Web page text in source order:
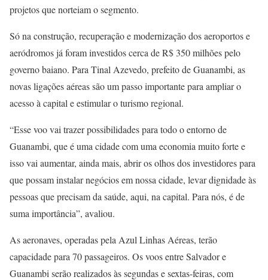
projetos que norteiam o segmento.
Só na construção, recuperação e modernização dos aeroportos e
aeródromos já foram investidos cerca de R$ 350 milhões pelo
governo baiano. Para Tinal Azevedo, prefeito de Guanambi, as
novas ligações aéreas são um passo importante para ampliar o
acesso à capital e estimular o turismo regional.
“Esse voo vai trazer possibilidades para todo o entorno de
Guanambi, que é uma cidade com uma economia muito forte e
isso vai aumentar, ainda mais, abrir os olhos dos investidores para
que possam instalar negócios em nossa cidade, levar dignidade às
pessoas que precisam da saúde, aqui, na capital. Para nós, é de
suma importância”, avaliou.
As aeronaves, operadas pela Azul Linhas Aéreas, terão
capacidade para 70 passageiros. Os voos entre Salvador e
Guanambi serão realizados às segundas e sextas-feiras, com